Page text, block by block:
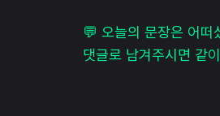
💬 오늘의 문장은 어떠
댓글로 남겨주시면 같